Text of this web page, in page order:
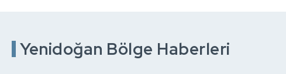
Yenidoğan Bölge Haberleri